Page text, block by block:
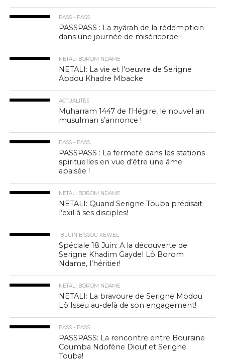
PASS - PASS
PASSPASS : La ziyârah de la rédemption
dans une journée de miséricorde !
NETALI BOROM NDAME
NETALI: La vie et l’oeuvre de Serigne
Abdou Khadre Mbacke
ACTUALITÉS
Muharram 1447 de l’Hégire, le nouvel an
musulman s’annonce !
PASS - PASS
PASSPASS : La fermeté dans les stations
spirituelles en vue d’être une âme
apaisée !
NETALI BOROM NDAME
NETALI: Quand Serigne Touba prédisait
l’exil à ses disciples!
18 JUIN BISSOU XEWËL
Spéciale 18 Juin: A la découverte de
Serigne Khadim Gaydel Lô Borom
Ndame, l’héritier!
NETALI BOROM NDAME
NETALI: La bravoure de Serigne Modou
Lô Isseu au-delà de son engagement!
PASS - PASS
PASSPASS: La rencontre entre Boursine
Coumba Ndofène Diouf et Serigne
Touba!